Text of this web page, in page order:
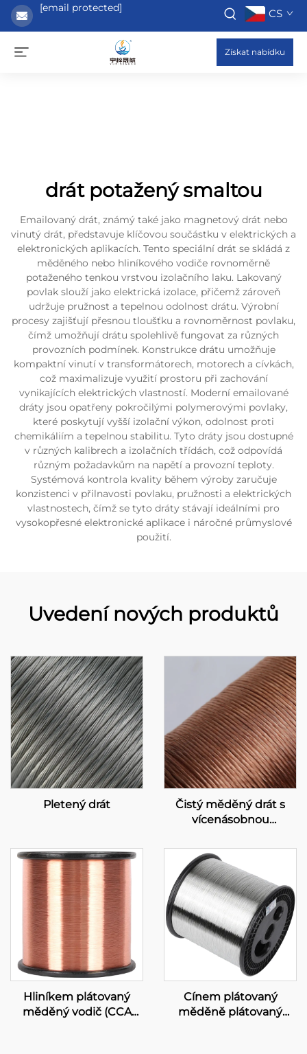
[email protected] CS
Získat nabídku
drát potažený smaltou
Emailovaný drát, známý také jako magnetový drát nebo
vinutý drát, představuje klíčovou součástku v elektrických a
elektronických aplikacích. Tento speciální drát se skládá z
měděného nebo hliníkového vodiče rovnoměrně
potaženého tenkou vrstvou izolačního laku. Lakovaný
povlak slouží jako elektrická izolace, přičemž zároveň
udržuje pružnost a tepelnou odolnost drátu. Výrobní
procesy zajišťují přesnou tloušťku a rovnoměrnost povlaku,
čímž umožňují drátu spolehlivě fungovat za různých
provozních podmínek. Konstrukce drátu umožňuje
kompaktní vinutí v transformátorech, motorech a cívkách,
což maximalizuje využití prostoru při zachování
vynikajících elektrických vlastností. Moderní emailované
dráty jsou opatřeny pokročilými polymerovými povlaky,
které poskytují vyšší izolační výkon, odolnost proti
chemikáliím a tepelnou stabilitu. Tyto dráty jsou dostupné
v různých kalibrech a izolačních třídách, což odpovídá
různým požadavkům na napětí a provozní teploty.
Systémová kontrola kvality během výroby zaručuje
konzistenci v přilnavosti povlaku, pružnosti a elektrických
vlastnostech, čímž se tyto dráty stávají ideálními pro
vysokopřesné elektronické aplikace i náročné průmyslové
použití.
Uvedení nových produktů
Pletený drát
Čistý měděný drát s
vícenásobnou
Hliníkem plátovaný
měděný vodič (CCA
Cínem plátovaný
měděně plátovaný